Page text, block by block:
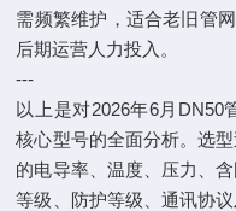
需频繁维护，适合老旧管
后期运营人力投入。
---
以上是对2026年6月DN50
核心型号的全面分析。选
的电导率、温度、压力、
等级、防护等级、通讯协